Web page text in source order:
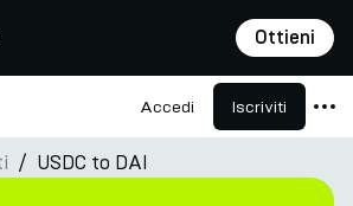
Ottieni
Accedi Iscriviti
USDC to DAI